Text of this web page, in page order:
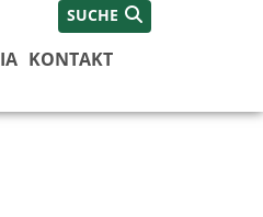
SUCHE
KONTAKT